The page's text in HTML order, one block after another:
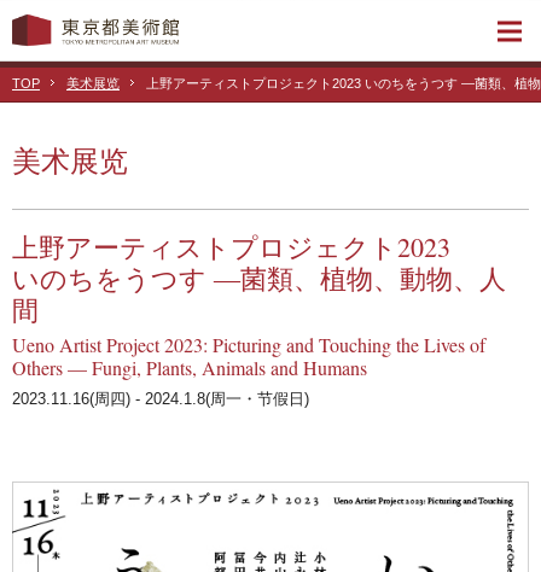
TOP 美术展览 上野アーティストプロジェクト2023 いのちをうつす ―菌類、植
美术展览
上野アーティストプロジェクト2023
いのちをうつす ―菌類、植物、動物、人
間
Ueno Artist Project 2023: Picturing and Touching the Lives of
Others — Fungi, Plants, Animals and Humans
2023.11.16(周四) - 2024.1.8(周一・节假日)